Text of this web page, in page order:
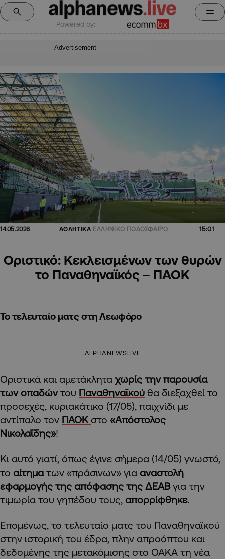
Powered by:
Advertisement
14.05.2026 ΑΘΛΗΤΙΚΑ ΕΛΛΗΝΙΚΟ ΠΟΔΟΣΦΑΙΡΟ 15:01
Οριστικό: Κεκλεισμένων των θυρών
το Παναθηναϊκός – ΠΑΟΚ
Το τελευταίο ματς στη Λεωφόρο
ALPHANEWSLIVE
Οριστικά και αμετάκλητα χωρίς την παρουσία
των οπαδώντου Παναθηναϊκού θα διεξαχθεί το
προσεχές, κυριακάτικο (17/05), παιχνίδι με
αντίπαλο τον ΠΑΟΚ στο «Απόστολος
Νικολαΐδης»!
Κι αυτό γιατί, όπως έγινε σήμερα (14/05) γνωστό,
το αίτηματων «πράσινων» για αναστολή
εφαρμογής της απόφασης της ΔΕΑΒγια την
τιμωρία του γηπέδου τους, απορρίφθηκε.
Επομένως, το τελευταίο ματς του Παναθηναϊκού
στην ιστορική του έδρα, πλην απροόπτου και
δεδομένης της μετακόμισης στο ΟΑΚΑ τη νέα